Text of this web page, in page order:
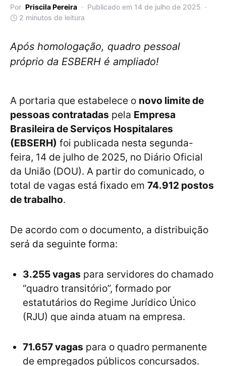
Por Priscila Pereira
Publicado em 14 de julho de 2025
2 minutos de leitura
Após homologação, quadro pessoal
próprio da ESBERH é ampliado!
A portaria que estabelece o novo limite de
pessoas contratadas pela Empresa
Brasileira de Serviços Hospitalares
(EBSERH) foi publicada nesta segunda-
feira, 14 de julho de 2025, no Diário Oficial
da União (DOU). A partir do comunicado, o
total de vagas está fixado em 74.912 postos
de trabalho.
De acordo com o documento, a distribuição
será da seguinte forma:
3.255 vagas para servidores do chamado
“quadro transitório”, formado por
estatutários do Regime Jurídico Único
(RJU) que ainda atuam na empresa.
71.657 vagas para o quadro permanente
de empregados públicos concursados.